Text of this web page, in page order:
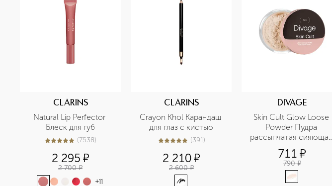
CLARINS
Natural Lip Perfector
Блеск для губ
5из 57538 (7538)
2 295 ¤
2 700 ¤
+11
CLARINS
Crayon Khol Карандаш
для глаз с кистью
4.9из5391 (391)
2 210¤
2 600 ¤
DIVAGE
Skin Cult Glow Loose
Powder Пудра
рассыпчатая сияющая
для лица
711 ¤
790 ¤